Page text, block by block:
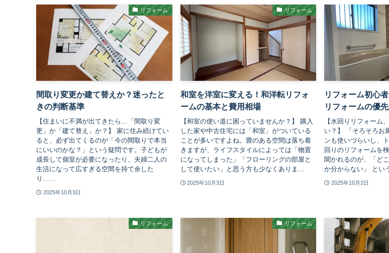
リフォーム
間取り変更か建て替えか？迷ったと
きの判断基準
【住まいに不満が出てきたら…「間取り変
更」か「建て替え」か？】 家に住み続けてい
ると、必ず出てくるのが「今の間取りで本当
にいいのかな？」という疑問です。子どもが
成長して個室が必要になったり、夫婦二人の
生活になって広すぎる空間を持て余した
り…...
2025年10月3日
リフォーム
和室を洋室に変える！和洋転リフォ
ームの基本と費用相場
【和室の使い道に困っていませんか？】 購入
した家や中古住宅には「和室」がついている
ことが多いですよね。畳のある空間は落ち着
きますが、ライフスタイルによっては「物置
になってしまった」「フローリングの部屋と
して使いたい」と思う方も少なくありま...
2025年10月3日
リフォーム初心
リフォームの優
【水回りリフォーム
い？】 「そろそろお
ンも使いづらいし、
回りのリフォームを
聞かれるのが、「ど
か分からない」 とい
2025年10月2日
リフォーム リフォーム